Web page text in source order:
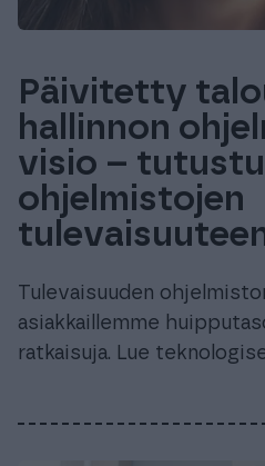
Päivitetty
hallinnon
visio –
ohjelmistojen
Tulevaisuuden
asiakkaillemme
ratkaisuja. Lue